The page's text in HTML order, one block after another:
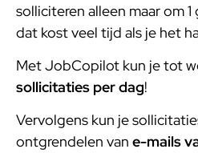
solliciteren alleen maar om
dat kost veel tijd als je het
Met JobCopilot kun je tot
sollicitaties per dag!
Vervolgens kun je
ontgrendelen van e-mails